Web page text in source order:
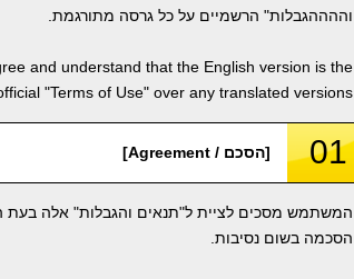
וההההגבלות" הרשמיים על כל גרסה מתורגמת.
and understand that the English version is the
"Terms of Use" over any translated versions.
01 [הסכם / Agreement]
המשתמש מסכים לציית ל"תנאים והגבלות" אלה בעת
הסכמה בשום נסיבות.